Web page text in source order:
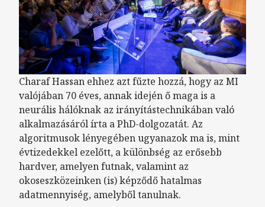
Charaf Hassan ehhez azt fűzte hozzá, hogy az MI
valójában 70 éves, annak idején ő maga is a
neurális hálóknak az irányítástechnikában való
alkalmazásáról írta a PhD-dolgozatát. Az
algoritmusok lényegében ugyanazok ma is, mint
évtizedekkel ezelőtt, a különbség az erősebb
hardver, amelyen futnak, valamint az
okoseszközeinken (is) képződő hatalmas
adatmennyiség, amelyből tanulnak.